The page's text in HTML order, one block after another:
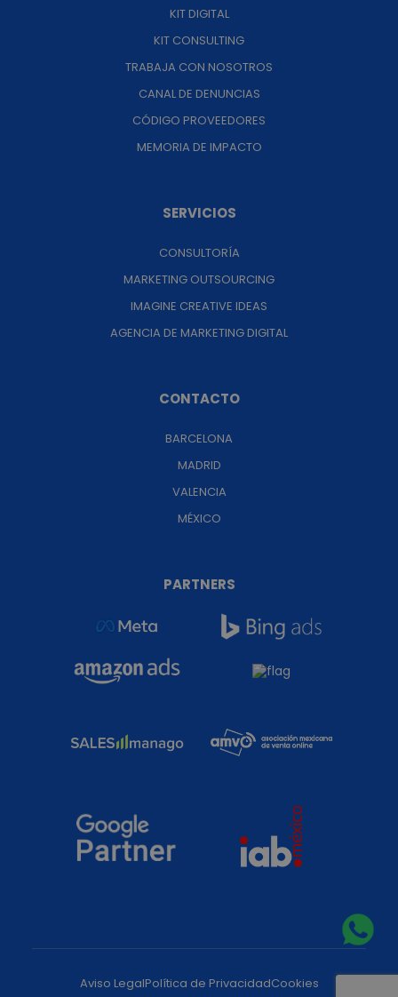
KIT DIGITAL
KIT CONSULTING
TRABAJA CON NOSOTROS
CANAL DE DENUNCIAS
CÓDIGO PROVEEDORES
MEMORIA DE IMPACTO
SERVICIOS
CONSULTORÍA
MARKETING OUTSOURCING
IMAGINE CREATIVE IDEAS
AGENCIA DE MARKETING DIGITAL
CONTACTO
BARCELONA
MADRID
VALENCIA
MÉXICO
PARTNERS
Aviso LegalPolítica de PrivacidadCookies